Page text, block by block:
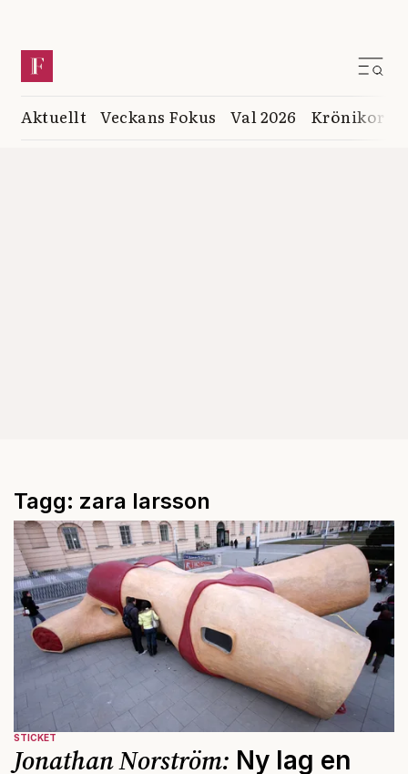
Aktuellt Veckans Fokus Val 2026 Krönikor
Tagg: zara larsson
STICKET
Jonathan Norström: Ny lag en